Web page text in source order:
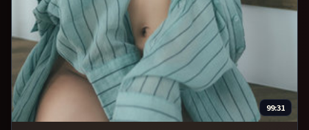
99:31